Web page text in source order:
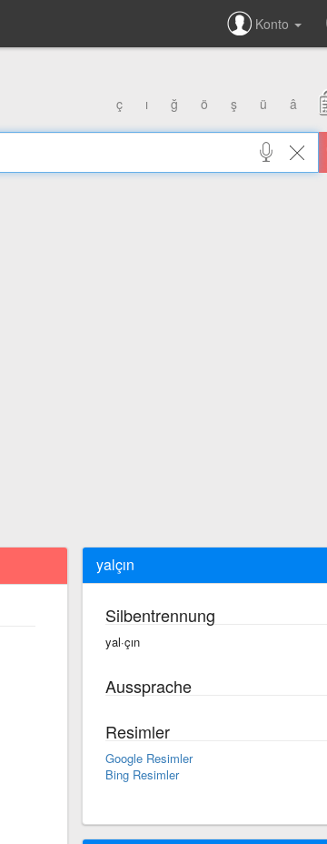
Konto
ç ı ğ ö ş ü â
yalçın
Silbentrennung
yal·çın
Aussprache
Resimler
Google Resimler
Bing Resimler